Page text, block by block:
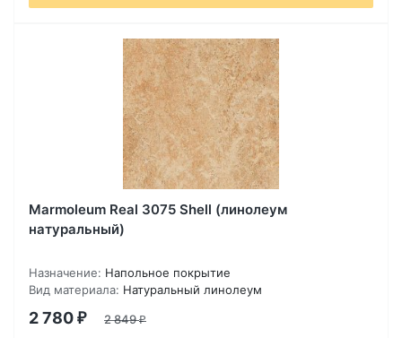
Marmoleum Real 3075 Shell (линолеум
натуральный)
Назначение: Напольное покрытие
Вид материала: Натуральный линолеум
2 780 ₽ 2 849₽